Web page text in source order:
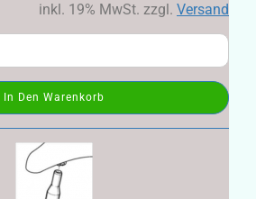
inkl. 19% MwSt. zzgl. Versand
In Den Warenkorb